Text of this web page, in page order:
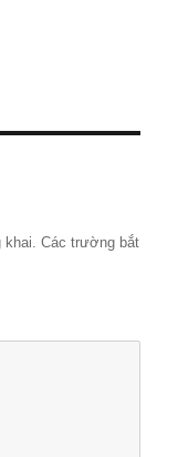
khai. Các trường bắt